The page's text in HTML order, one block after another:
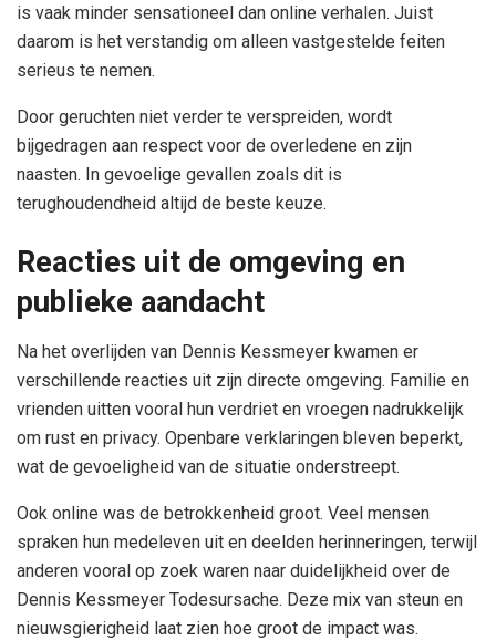
is vaak minder sensationeel dan online verhalen. Juist
daarom is het verstandig om alleen vastgestelde feiten
serieus te nemen.
Door geruchten niet verder te verspreiden, wordt
bijgedragen aan respect voor de overledene en zijn
naasten. In gevoelige gevallen zoals dit is
terughoudendheid altijd de beste keuze.
Reacties uit de omgeving en
publieke aandacht
Na het overlijden van Dennis Kessmeyer kwamen er
verschillende reacties uit zijn directe omgeving. Familie en
vrienden uitten vooral hun verdriet en vroegen nadrukkelijk
om rust en privacy. Openbare verklaringen bleven beperkt,
wat de gevoeligheid van de situatie onderstreept.
Ook online was de betrokkenheid groot. Veel mensen
spraken hun medeleven uit en deelden herinneringen, terwijl
anderen vooral op zoek waren naar duidelijkheid over de
Dennis Kessmeyer Todesursache. Deze mix van steun en
nieuwsgierigheid laat zien hoe groot de impact was.